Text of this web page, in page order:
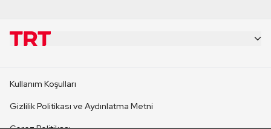
Kullanım Koşulları
Gizlilik Politikası ve Aydınlatma Metni